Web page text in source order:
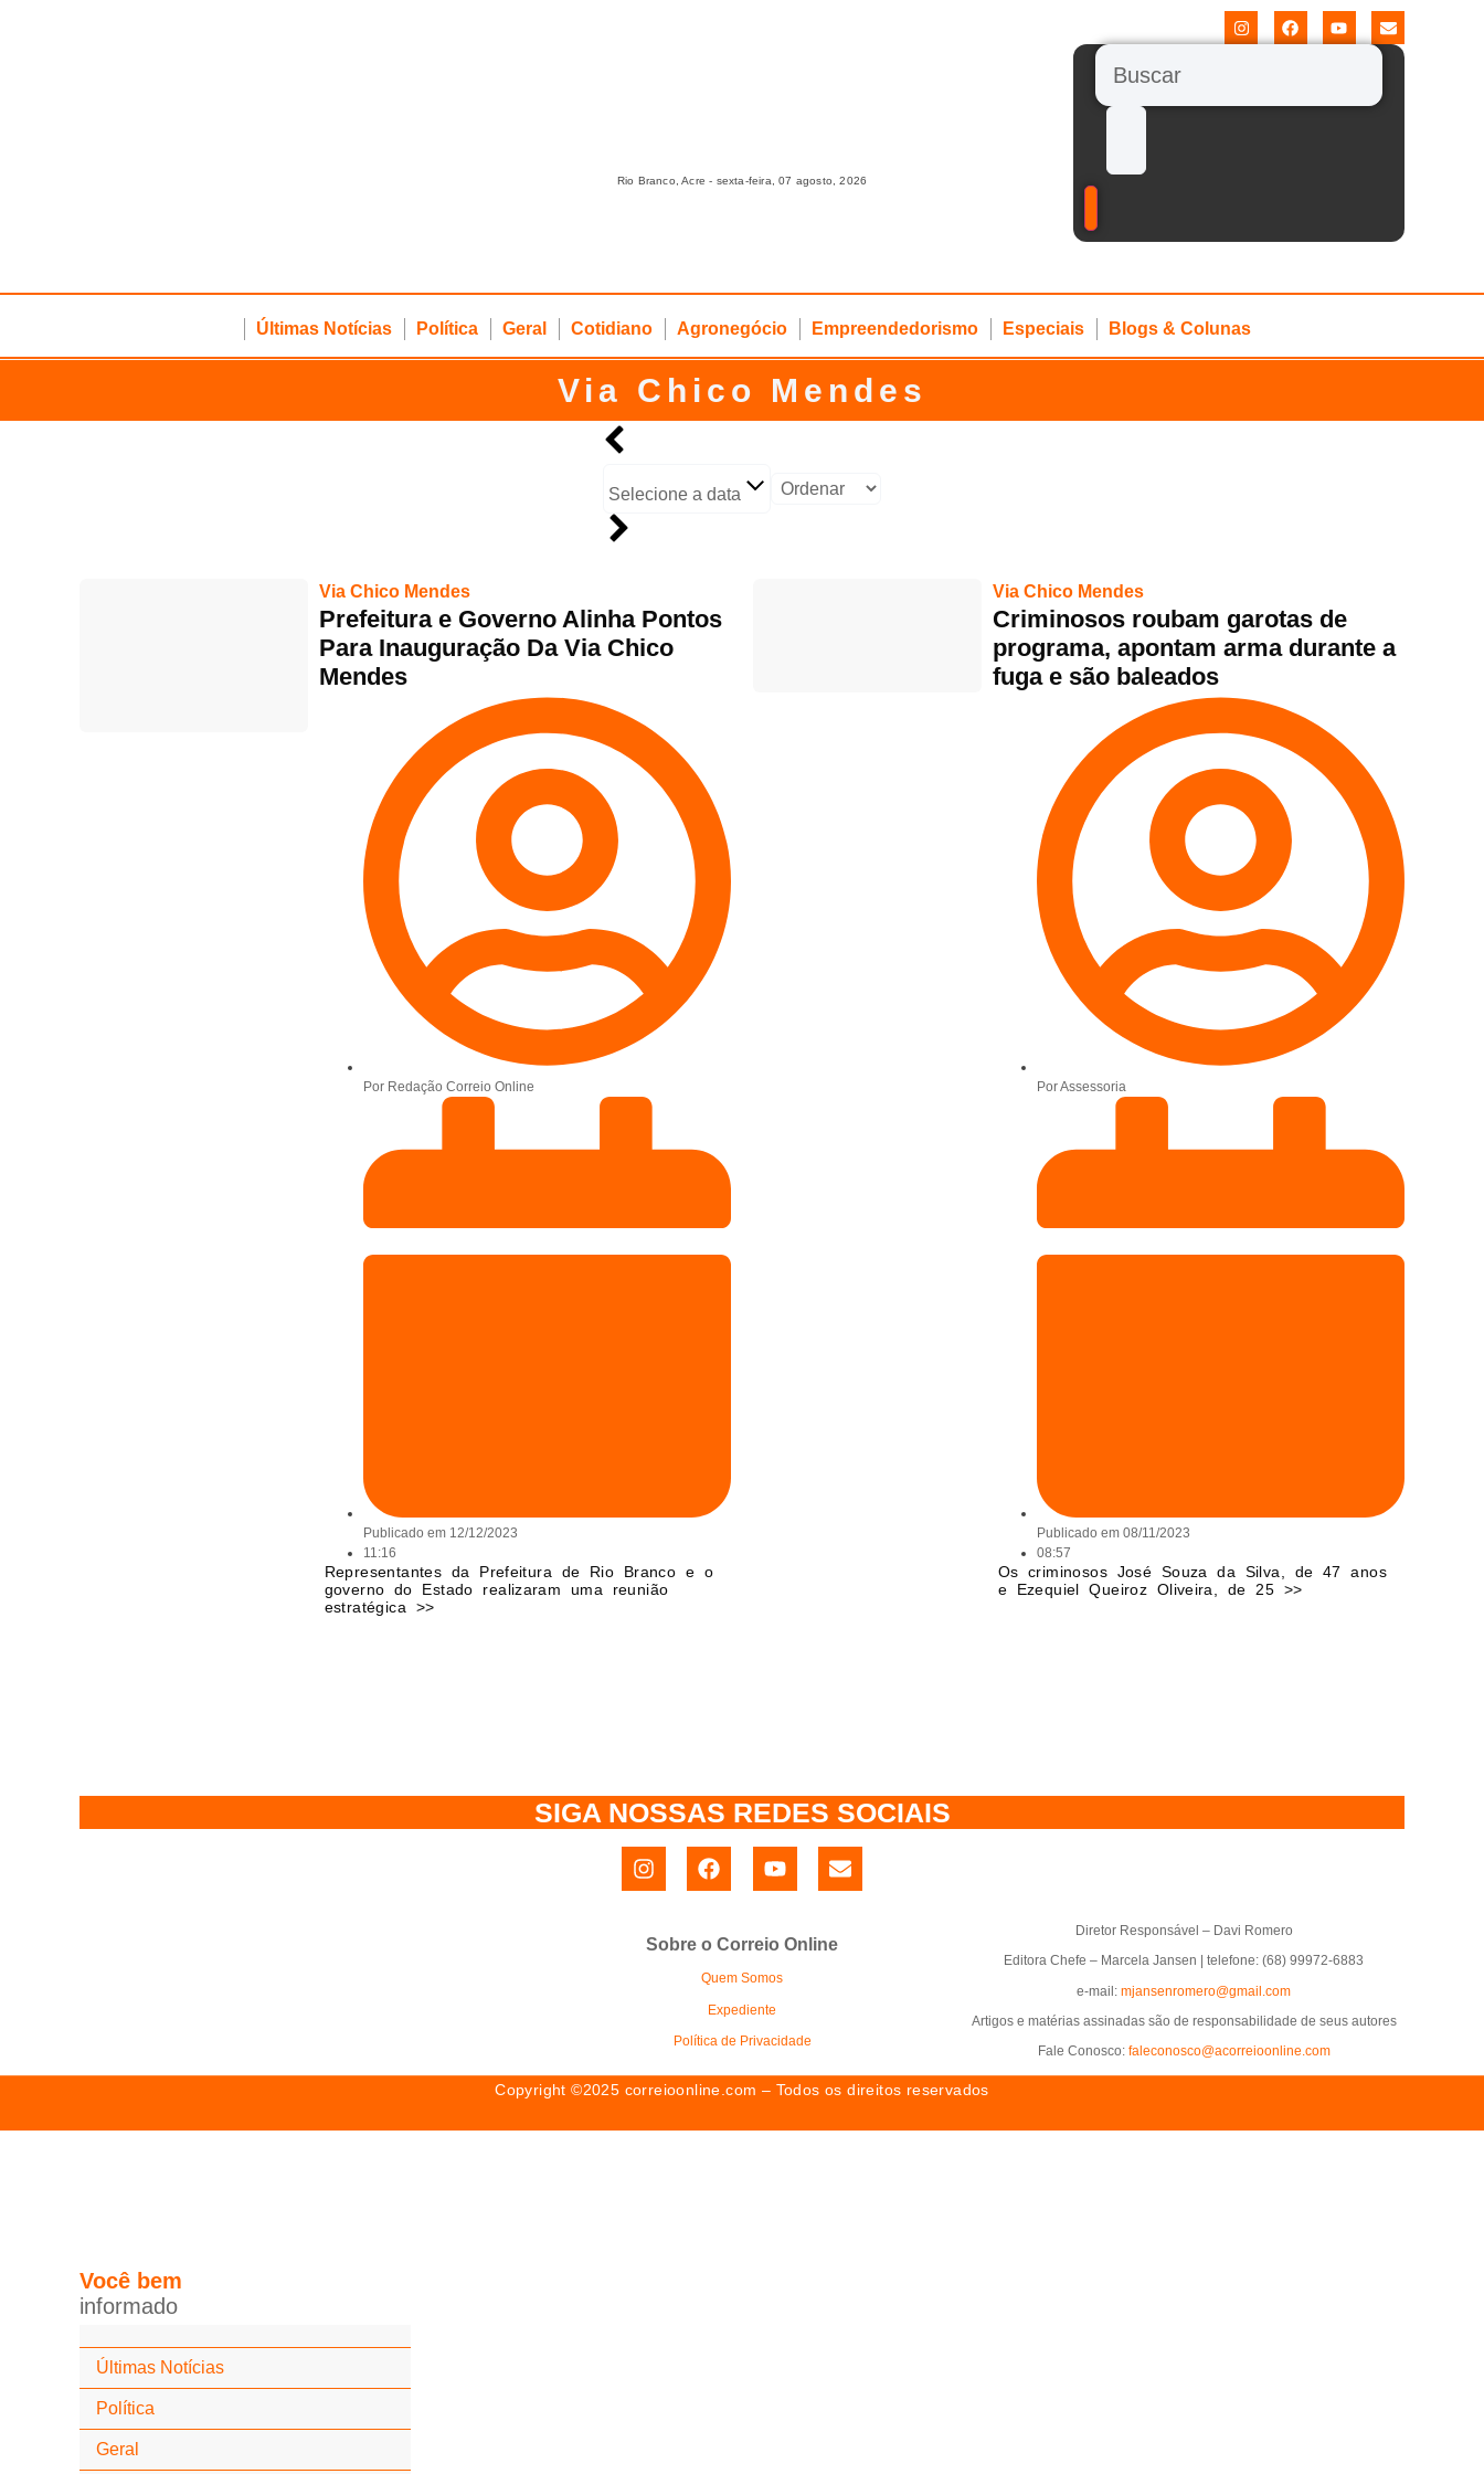
Rio Branco, Acre - sexta-feira, 07 agosto, 2026
Últimas Notícias Política Geral Cotidiano Agronegócio Empreendedorismo Especiais Blogs & Colunas
Via Chico Mendes
Selecione a data
Via Chico Mendes
Prefeitura e Governo Alinha Pontos
Para Inauguração Da Via Chico
Mendes
Por Redação Correio Online
Publicado em 12/12/2023
11:16
Representantes da Prefeitura de Rio Branco e o
governo do Estado realizaram uma reunião
estratégica >>
Via Chico Mendes
Criminosos roubam garotas de
programa, apontam arma durante a
fuga e são baleados
PorAssessoria
Publicado em 08/11/2023
08:57
Os criminosos José Souza da Silva, de 47 anos
e Ezequiel Queiroz Oliveira, de 25 >>
SIGA NOSSAS REDES SOCIAIS
Sobre o Correio Online
Quem Somos
Expediente
Política de Privacidade
Diretor Responsável – Davi Romero
Editora Chefe – Marcela Jansen | telefone: (68) 99972-6883
e-mail: mjansenromero@gmail.com
Artigos e matérias assinadas são de responsabilidade de seus autores
Fale Conosco: faleconosco@acorreioonline.com
Copyright ©2025 correioonline.com – Todos os direitos reservados
Você bem
informado
Últimas Notícias
Política
Geral